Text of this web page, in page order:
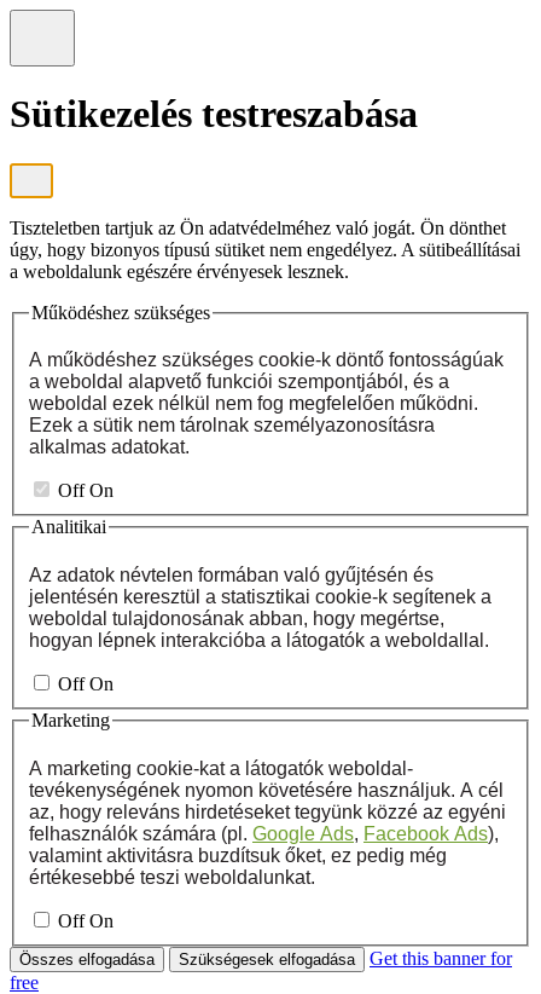
Sütikezelés testreszabása
Tiszteletben tartjuk az Ön adatvédelméhez való jogát. Ön dönthet
úgy, hogy bizonyos típusú sütiket nem engedélyez. A sütibeállításai
a weboldalunk egészére érvényesek lesznek.
Működéshez szükséges
A működéshez szükséges cookie-k döntő fontosságúak
a weboldal alapvető funkciói szempontjából, és a
weboldal ezek nélkül nem fog megfelelően működni.
Ezek a sütik nem tárolnak személyazonosításra
alkalmas adatokat.
Off On
Analitikai
Az adatok névtelen formában való gyűjtésén és
jelentésén keresztül a statisztikai cookie-k segítenek a
weboldal tulajdonosának abban, hogy megértse,
hogyan lépnek interakcióba a látogatók a weboldallal.
Off On
Marketing
A marketing cookie-kat a látogatók weboldal-
tevékenységének nyomon követésére használjuk. A cél
az, hogy releváns hirdetéseket tegyünk közzé az egyéni
felhasználók számára (pl. Google Ads, Facebook Ads),
valamint aktivitásra buzdítsuk őket, ez pedig még
értékesebbé teszi weboldalunkat.
Off On
Összes elfogadása Szükségesek elfogadása
Get this banner for
free